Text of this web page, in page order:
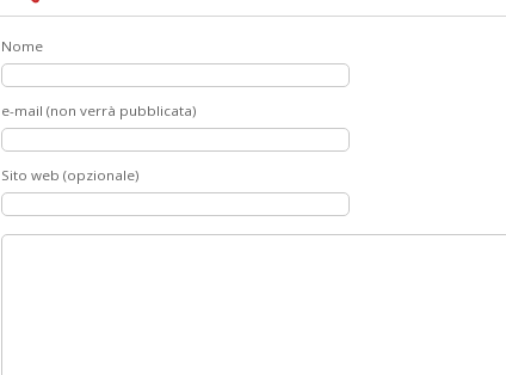
Nome
e-mail (non verrà pubblicata)
Sito web (opzionale)